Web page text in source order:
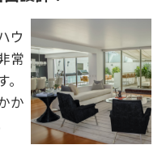
ウ
常
か